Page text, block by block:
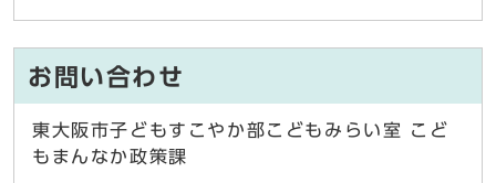
お問い合わせ
東大阪市子どもすこやか部こどもみらい室 こど
もまんなか政策課